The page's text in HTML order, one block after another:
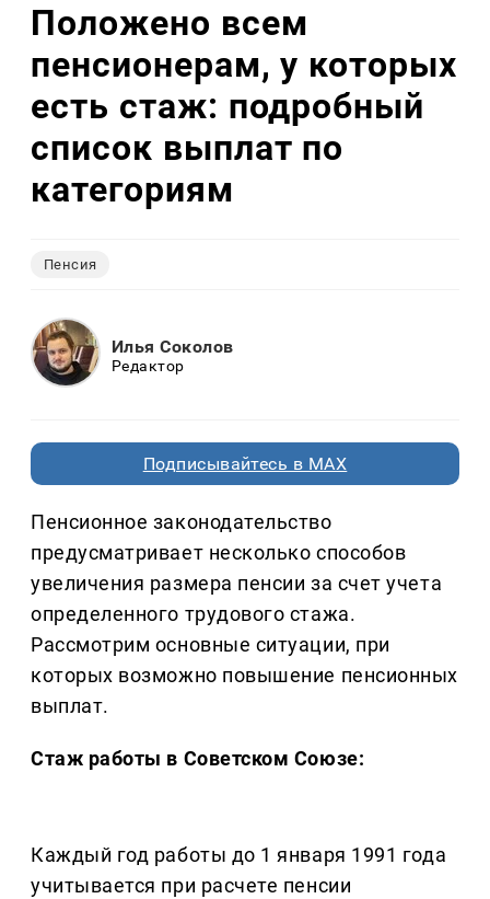
Положено всем
пенсионерам, у которых
есть стаж: подробный
список выплат по
категориям
Пенсия
Илья Соколов
Редактор
Подписывайтесь в MAX
Пенсионное законодательство
предусматривает несколько способов
увеличения размера пенсии за счет учета
определенного трудового стажа.
Рассмотрим основные ситуации, при
которых возможно повышение пенсионных
выплат.
Стаж работы в Советском Союзе:
Каждый год работы до 1 января 1991 года
учитывается при расчете пенсии